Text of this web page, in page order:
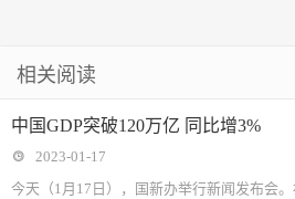
相关阅读
中国GDP突破120万亿 同比增3%
2023-01-17
今天（1月17日），国新办举行新闻发布会